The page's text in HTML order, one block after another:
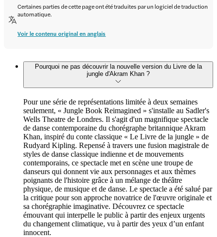
Certaines parties de cette page ont été traduites par un logiciel de traduction
automatique.
Voir le contenu original en anglais
Pourquoi ne pas découvrir la nouvelle version du Livre de la
jungle d'Akram Khan ?
Pour une série de représentations limitée à deux semaines
seulement, « Jungle Book Reimagined » s'installe au Sadler's
Wells Theatre de Londres. Il s'agit d'un magnifique spectacle
de danse contemporaine du chorégraphe britannique Akram
Khan, inspiré du conte classique « Le Livre de la jungle » de
Rudyard Kipling. Repensé à travers une fusion magistrale de
styles de danse classique indienne et de mouvements
contemporains, ce spectacle met en scène une troupe de
danseurs qui donnent vie aux personnages et aux thèmes
poignants de l'histoire grâce à un mélange de théâtre
physique, de musique et de danse. Le spectacle a été salué par
la critique pour son approche novatrice de l'œuvre originale et
sa chorégraphie imaginative. Découvrez ce spectacle
émouvant qui interpelle le public à partir des enjeux urgents
du changement climatique, vu à partir des yeux d’un enfant
innocent.